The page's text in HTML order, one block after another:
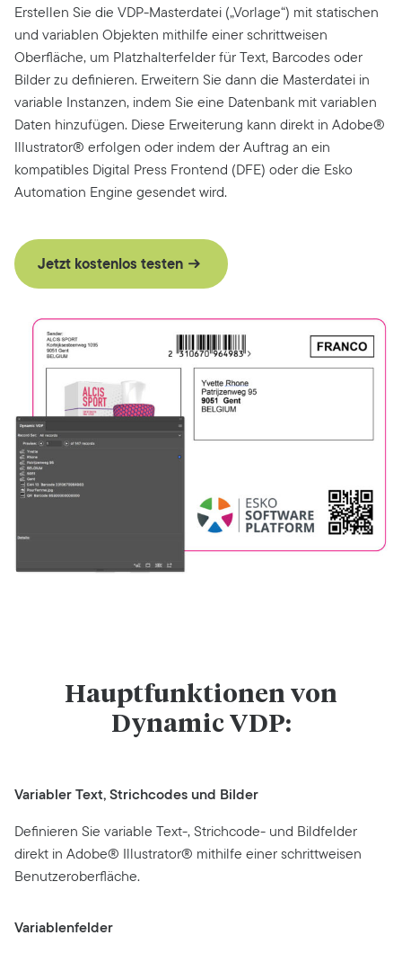
Erstellen Sie die VDP-Masterdatei („Vorlage“) mit statischen
und variablen Objekten mithilfe einer schrittweisen
Oberfläche, um Platzhalterfelder für Text, Barcodes oder
Bilder zu definieren. Erweitern Sie dann die Masterdatei in
variable Instanzen, indem Sie eine Datenbank mit variablen
Daten hinzufügen. Diese Erweiterung kann direkt in Adobe®
Illustrator® erfolgen oder indem der Auftrag an ein
kompatibles Digital Press Frontend (DFE) oder die Esko
Automation Engine gesendet wird.
Jetzt kostenlos testen
Hauptfunktionen von
Dynamic VDP:
Variabler Text, Strichcodes und Bilder
Definieren Sie variable Text-, Strichcode- und Bildfelder
direkt in Adobe® Illustrator® mithilfe einer schrittweisen
Benutzeroberfläche.
Variablenfelder